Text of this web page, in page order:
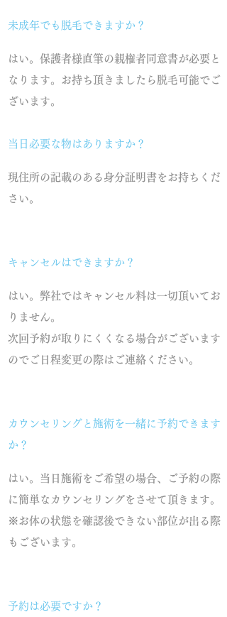
未成年でも脱毛できますか？
はい。保護者様直筆の親権者同意書が必要と
なります。お持ち頂きましたら脱毛可能でご
ざいます。
当日必要な物はありますか？
現住所の記載のある身分証明書をお持ちくだ
さい。
キャンセルはできますか？
はい。弊社ではキャンセル料は一切頂いてお
りません。
次回予約が取りにくくなる場合がございます
のでご日程変更の際はご連絡ください。
カウンセリングと施術を一緒に予約できます
か？
はい。当日施術をご希望の場合、ご予約の際
に簡単なカウンセリングをさせて頂きます。
※お体の状態を確認後できない部位が出る際
もございます。
予約は必要ですか？